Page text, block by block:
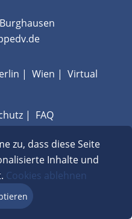
| Wien | Virtual
| FAQ
zu, dass diese Seite
Inhalte und
Cookies ablehnen